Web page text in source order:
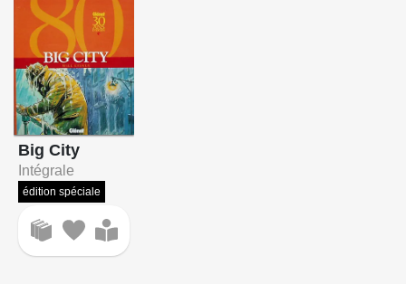
Big City
Intégrale
édition spéciale